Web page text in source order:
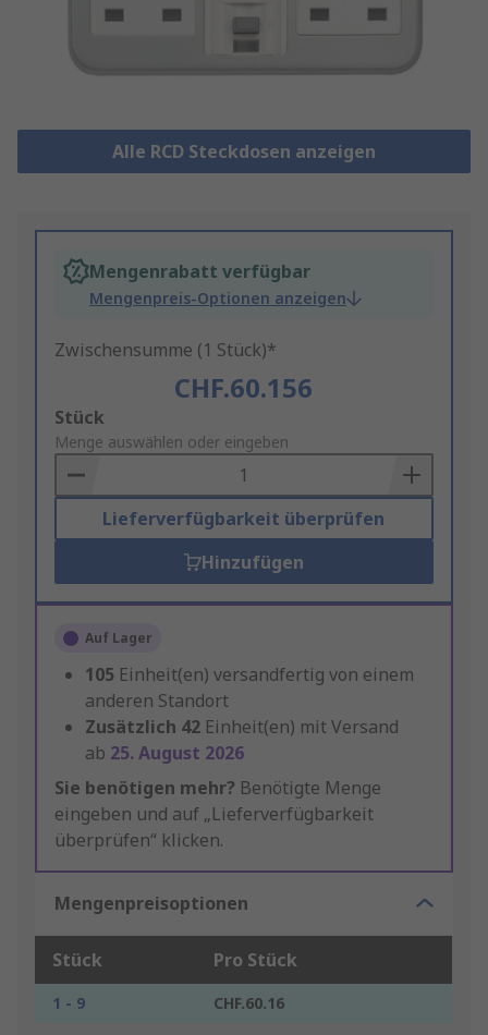
Alle RCD Steckdosen anzeigen
Mengenrabatt verfügbar
Mengenpreis-Optionen anzeigen
Zwischensumme (1 Stück)*
CHF.60.156
Add
to
Basket
Stück
Menge auswählen oder eingeben
Lieferverfügbarkeit überprüfen
Hinzufügen
Auf Lager
105 Einheit(en) versandfertig von einem
anderen Standort
Zusätzlich 42 Einheit(en) mit Versand
ab 25. August 2026
Sie benötigen mehr? Benötigte Menge
eingeben und auf „Lieferverfügbarkeit
überprüfen“ klicken.
Mengenpreisoptionen
Stück Pro Stück
1 - 9
CHF.60.16